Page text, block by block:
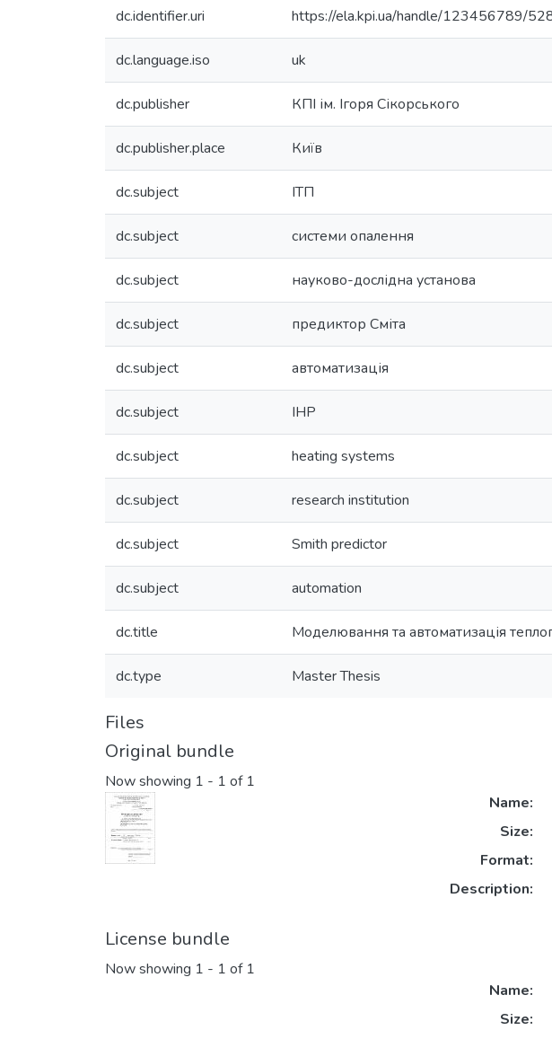
dc.identifier.uri https://ela.kpi.ua/handle/123456789/
dc.language.iso uk
dc.publisher КПІ ім. Ігоря Сікорського
dc.publisher.place Київ
dc.subject ІТП
dc.subject системи опалення
dc.subject науково-дослідна установа
dc.subject предиктор Сміта
dc.subject автоматизація
dc.subject IHP
dc.subject heating systems
dc.subject research institution
dc.subject Smith predictor
dc.subject automation
dc.title Моделювання та автоматизація
dc.type Master Thesis
Files
Original bundle
Now showing 1 - 1 of 1
Name:
Size:
Format:
Description:
License bundle
Now showing 1 - 1 of 1
Name:
Size: